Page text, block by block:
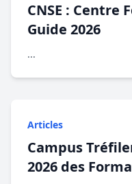
CNSE : Centre
Guide 2026
...
Articles
Campus
2026 des